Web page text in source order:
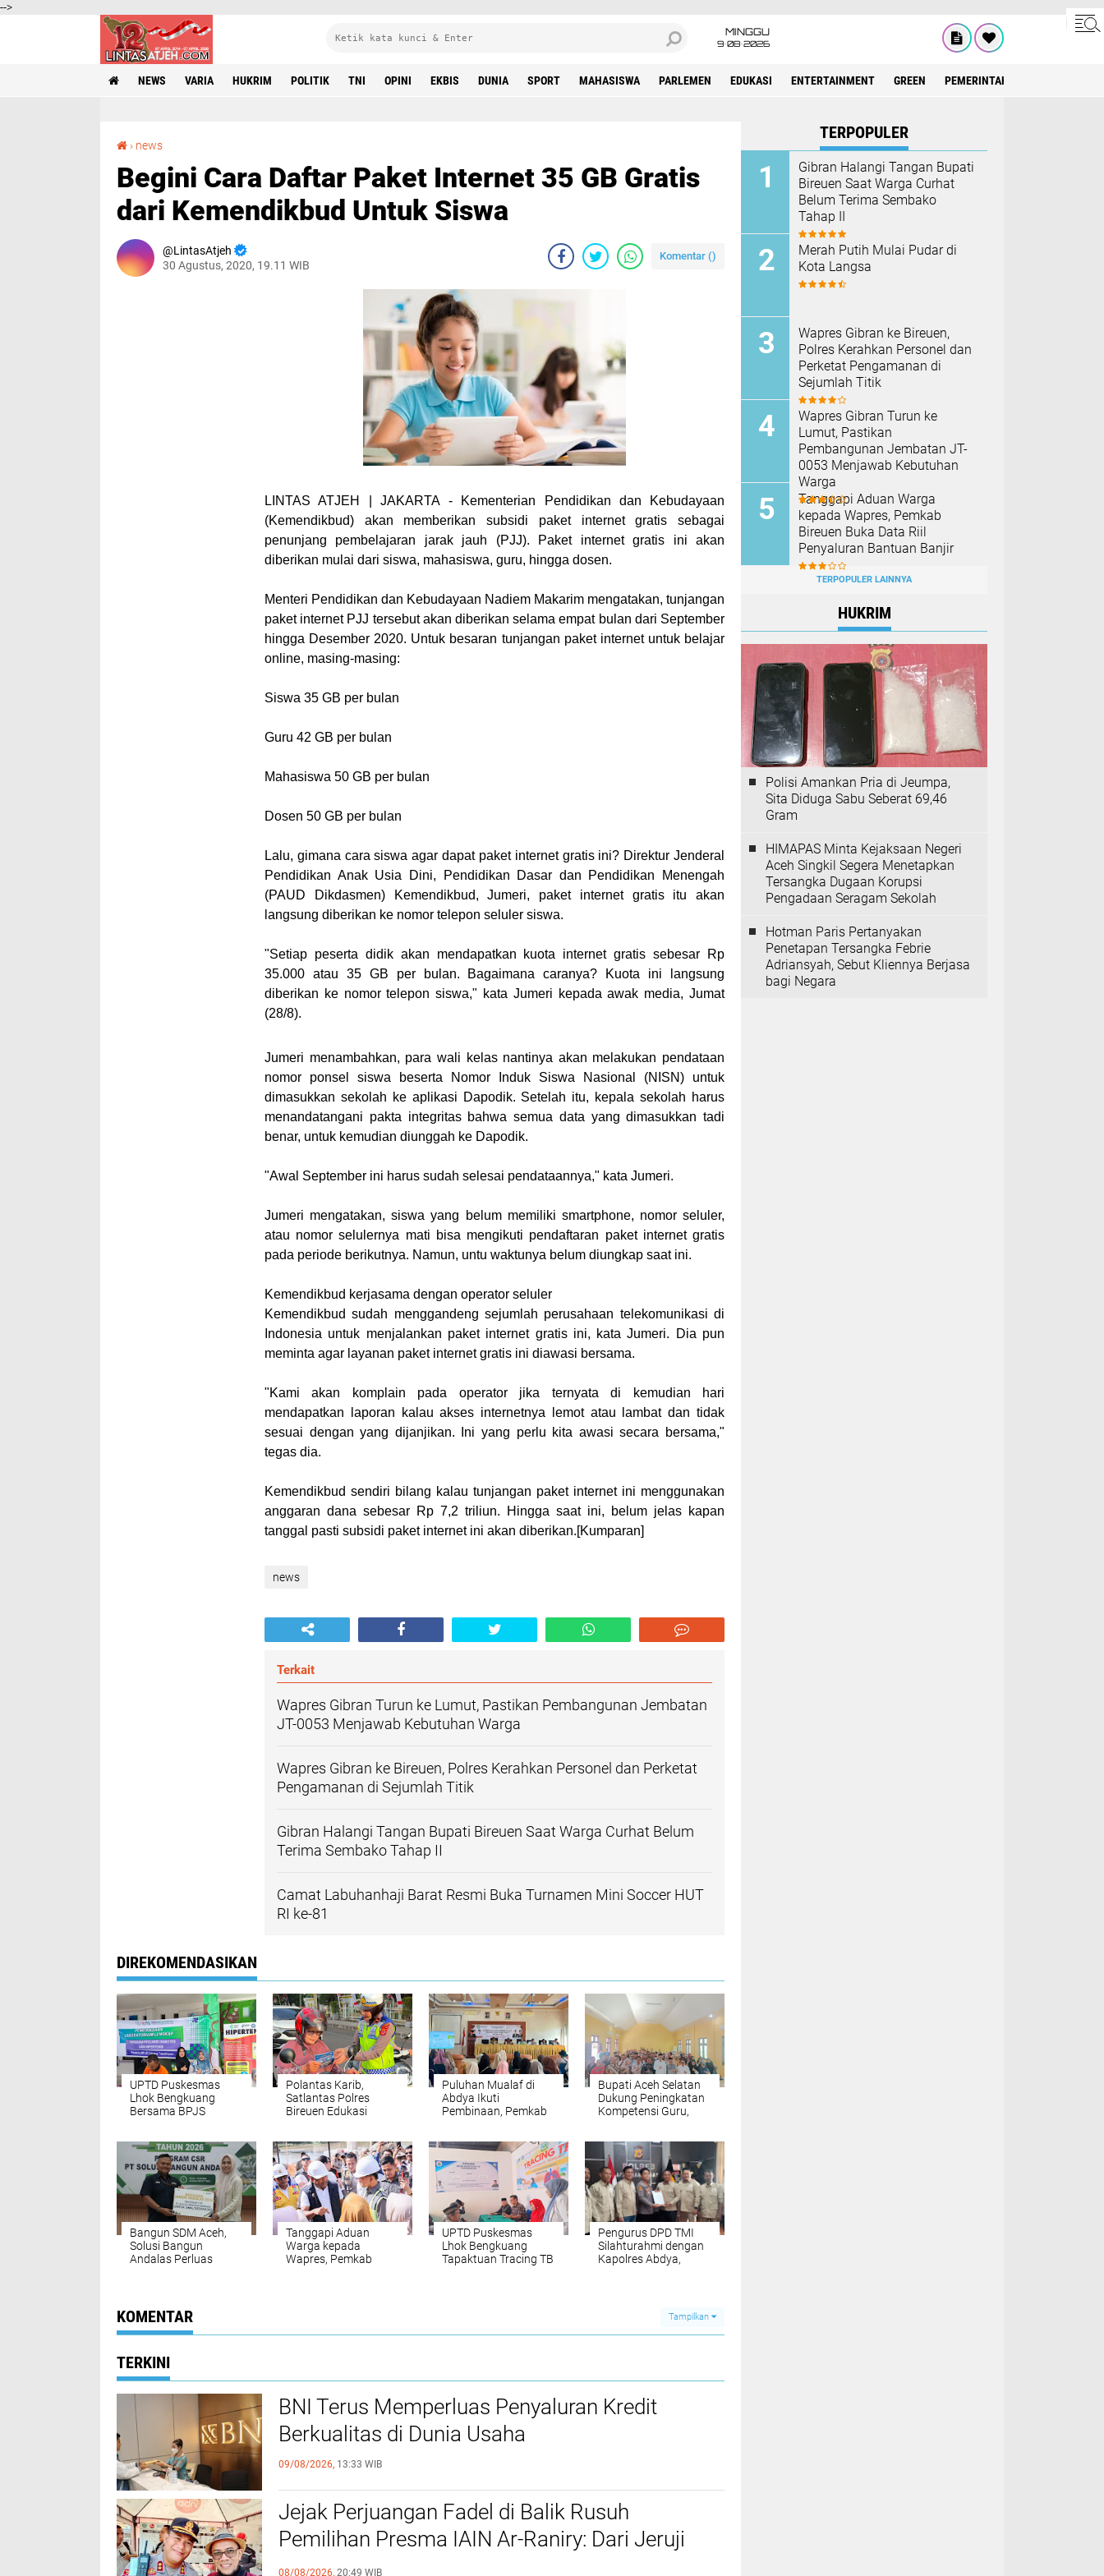
-->
MINGGU
9•08•2026
NEWS VARIA HUKRIM POLITIK TNI OPINI EKBIS DUNIA SPORT MAHASISWA PARLEMEN EDUKASI ENTERTAINMENT GREEN PEMERINTAH ACEH
› news
Begini Cara Daftar Paket Internet 35 GB Gratis
dari Kemendikbud Untuk Siswa
LintasAtjeh
30 Agustus, 2020, 19.11 WIB
Komentar ()
LINTAS ATJEH JAKARTA- Kementerian Pendidikan dan Kebudayaan
(Kemendikbud) akan memberikan subsidi paket internet gratis sebagai
penunjang pembelajaran jarak jauh (PJJ). Paket internet gratis ini akan
diberikan mulai dari siswa, mahasiswa, guru, hingga dosen.
Menteri Pendidikan dan Kebudayaan Nadiem Makarim mengatakan, tunjangan
paket internet PJJ tersebut akan diberikan selama empat bulan dari September
hingga Desember 2020. Untuk besaran tunjangan paket internet untuk belajar
online, masing-masing:
Siswa 35 GB per bulan
Guru 42 GB per bulan
Mahasiswa 50 GB per bulan
Dosen 50 GB per bulan
Lalu, gimana cara siswa agar dapat paket internet gratis ini? Direktur Jenderal
Pendidikan Anak Usia Dini, Pendidikan Dasar dan Pendidikan Menengah
(PAUD Dikdasmen) Kemendikbud, Jumeri, paket internet gratis itu akan
langsung diberikan ke nomor telepon seluler siswa.
"Setiap peserta didik akan mendapatkan kuota internet gratis sebesar Rp
35.000 atau 35 GB per bulan. Bagaimana caranya? Kuota ini langsung
diberikan ke nomor telepon siswa," kata Jumeri kepada awak media, Jumat
(28/8).
Jumeri menambahkan, para wali kelas nantinya akan melakukan pendataan
nomor ponsel siswa beserta Nomor Induk Siswa Nasional (NISN) untuk
dimasukkan sekolah ke aplikasi Dapodik. Setelah itu, kepala sekolah harus
menandatangani pakta integritas bahwa semua data yang dimasukkan tadi
benar, untuk kemudian diunggah ke Dapodik.
"Awal September ini harus sudah selesai pendataannya," kata Jumeri.
Jumeri mengatakan, siswa yang belum memiliki smartphone, nomor seluler,
atau nomor selulernya mati bisa mengikuti pendaftaran paket internet gratis
pada periode berikutnya. Namun, untu waktunya belum diungkap saat ini.
Kemendikbud kerjasama dengan operator seluler
Kemendikbud sudah menggandeng sejumlah perusahaan telekomunikasi di
Indonesia untuk menjalankan paket internet gratis ini, kata Jumeri. Dia pun
meminta agar layanan paket internet gratis ini diawasi bersama.
"Kami akan komplain pada operator jika ternyata di kemudian hari
mendapatkan laporan kalau akses internetnya lemot atau lambat dan tidak
sesuai dengan yang dijanjikan. Ini yang perlu kita awasi secara bersama,"
tegas dia.
Kemendikbud sendiri bilang kalau tunjangan paket internet ini menggunakan
anggaran dana sebesar Rp 7,2 triliun. Hingga saat ini, belum jelas kapan
tanggal pasti subsidi paket internet ini akan diberikan.[Kumparan]
news
Terkait
Wapres Gibran Turun ke Lumut, Pastikan Pembangunan Jembatan
JT-0053 Menjawab Kebutuhan Warga
Wapres Gibran ke Bireuen, Polres Kerahkan Personel dan Perketat
Pengamanan di Sejumlah Titik
Gibran Halangi Tangan Bupati Bireuen Saat Warga Curhat Belum
Terima Sembako Tahap II
Camat Labuhanhaji Barat Resmi Buka Turnamen Mini Soccer HUT
RI ke-81
DIREKOMENDASIKAN
UPTD Puskesmas
Lhok Bengkuang
Bersama BPJS
Pemeriksaan
Kesehatan PROLANIS
Diabetes Melitus dan
Hipertensi
Polantas Karib,
Satlantas Polres
Bireuen Edukasi
Lintas
Puluhan Mualaf di
Abdya Ikuti
Pembinaan, Pemkab
Bupati Aceh Selatan
Dukung Peningkatan
Kompetensi Guru,
Pascasarjana USK
‎Bangun SDM Aceh,
Solusi Bangun
Andalas Perluas
Tanggapi Aduan
Warga kepada
Wapres, Pemkab
UPTD Puskesmas
Lhok Bengkuang
Tapaktuan ‎Tracing TB
Pengurus DPD TMI
Silahturahmi dengan
Kapolres Abdya,
KOMENTAR Tampilkan
TERKINI
BNI Terus Memperluas Penyaluran Kredit
Berkualitas di Dunia Usaha
09/08/2026, 13:33 WIB
Jejak Perjuangan Fadel di Balik Rusuh
Pemilihan Presma IAIN Ar-Raniry: Dari Jeruji
Poltabes hingga Putusan Bebas
08/08/2026, 20:49 WIB
TERPOPULER
Gibran Halangi Tangan Bupati
Bireuen Saat Warga Curhat
Belum Terima Sembako
Tahap II
Merah Putih Mulai Pudar di
Kota Langsa
Wapres Gibran ke Bireuen,
Polres Kerahkan Personel dan
Perketat Pengamanan di
Sejumlah Titik
Wapres Gibran Turun ke
Lumut, Pastikan
Pembangunan Jembatan JT-
0053 Menjawab Kebutuhan
Warga
Tanggapi Aduan Warga
kepada Wapres, Pemkab
Bireuen Buka Data Riil
Penyaluran Bantuan Banjir
TERPOPULER LAINNYA
HUKRIM
Polisi Amankan Pria di Jeumpa,
Sita Diduga Sabu Seberat 69,46
Gram
HIMAPAS Minta Kejaksaan Negeri
Aceh Singkil Segera Menetapkan
Tersangka Dugaan Korupsi
Pengadaan Seragam Sekolah
Hotman Paris Pertanyakan
Penetapan Tersangka Febrie
Adriansyah, Sebut Kliennya Berjasa
bagi Negara